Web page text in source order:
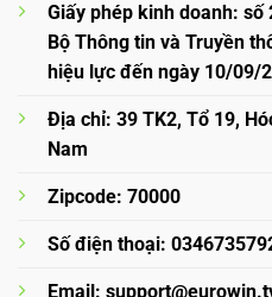
Giấy phép kinh doanh:
Bộ Thông tin và Truyền
hiệu lực đến ngày 10/09/
Địa chỉ: 39 TK2, Tổ 19,
Nam
Zipcode: 70000
Số điện thoại:
Email: